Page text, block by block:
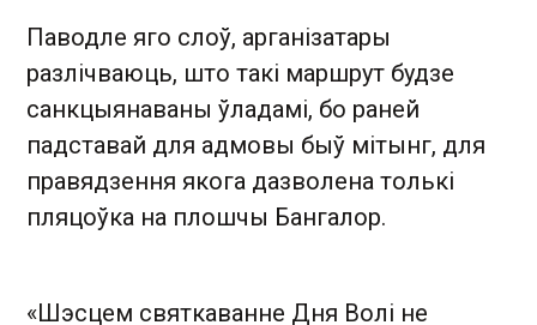
Паводле яго слоў, арганізатары
разлічваюць, што такі маршрут будзе
санкцыянаваны ўладамі, бо раней
падставай для адмовы быў мітынг, для
правядзення якога дазволена толькі
пляцоўка на плошчы Бангалор.
«Шэсцем святкаванне Дня Волі не